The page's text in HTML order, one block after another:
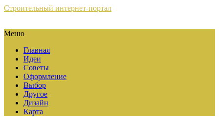
Строительный интернет-портал
Меню
Главная
Идеи
Советы
Оформление
Выбор
Другое
Дизайн
Карта